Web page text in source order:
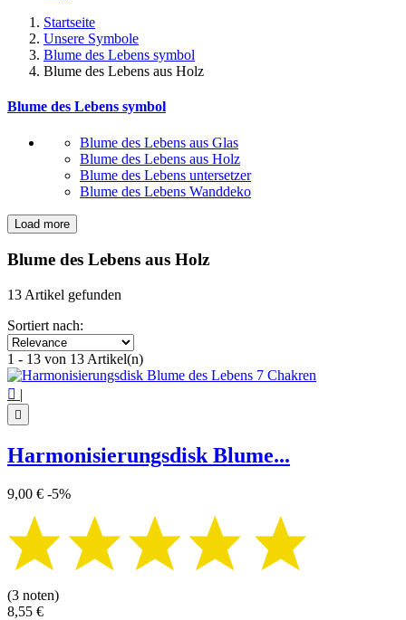
Startseite
Unsere Symbole
Blume des Lebens symbol​
Blume des Lebens aus Holz
Blume des Lebens symbol​
Blume des Lebens aus Glas
Blume des Lebens aus Holz
Blume des Lebens untersetzer
Blume des Lebens Wanddeko
Clear
€
7 Chakren 1
Blume des Lebens
View products
Load more
Blume des Lebens aus Holz
13 Artikel gefunden
Sortiert nach:
1 - 13 von 13 Artikel(n)
 |

Harmonisierungsdisk Blume...
9,00 € -5%
(3 noten)
8,55 €